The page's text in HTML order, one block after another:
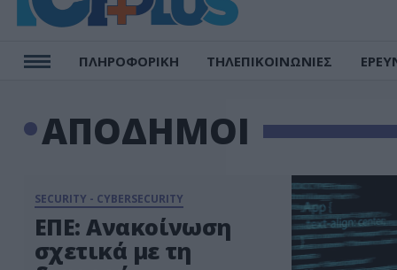
ΠΛΗΡΟΦΟΡΙΚΗ ΤΗΛΕΠΙΚΟΙΝΩΝΙΕΣ
ΑΠΟΔΗΜΟΙ
SECURITY - CYBERSECURITY
ΕΠΕ: Ανακοίνωση
σχετικά με τη